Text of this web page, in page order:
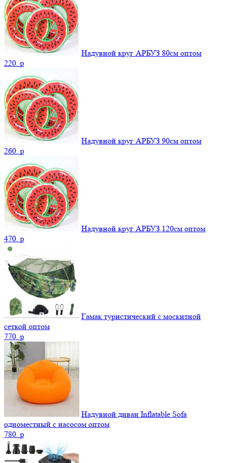
Надувной круг АРБУЗ 80см оптом
220. p
Надувной круг АРБУЗ 90см оптом
260. p
Надувной круг АРБУЗ 120см оптом
470. p
Гамак туристический с москитной
сеткой оптом
770. p
Надувной диван Inflatable Sofa
одноместный с насосом оптом
780. p